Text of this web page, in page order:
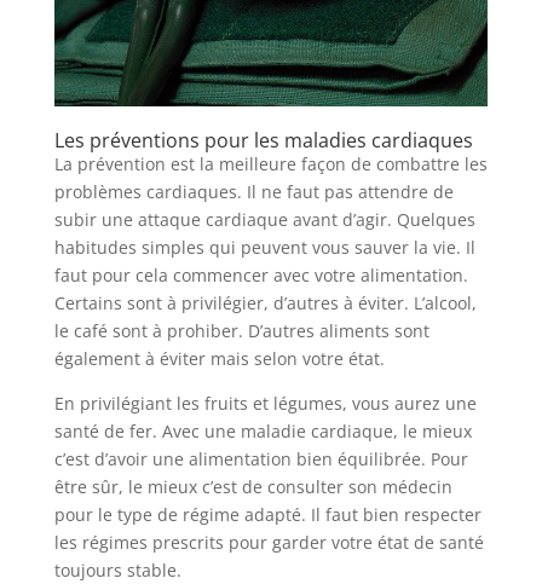
Les préventions pour les maladies cardiaques
La prévention est la meilleure façon de combattre les
problèmes cardiaques. Il ne faut pas attendre de
subir une attaque cardiaque avant d’agir. Quelques
habitudes simples qui peuvent vous sauver la vie. Il
faut pour cela commencer avec votre alimentation.
Certains sont à privilégier, d’autres à éviter. L’alcool,
le café sont à prohiber. D’autres aliments sont
également à éviter mais selon votre état.
En privilégiant les fruits et légumes, vous aurez une
santé de fer. Avec une maladie cardiaque, le mieux
c’est d’avoir une alimentation bien équilibrée. Pour
être sûr, le mieux c’est de consulter son médecin
pour le type de régime adapté. Il faut bien respecter
les régimes prescrits pour garder votre état de santé
toujours stable.